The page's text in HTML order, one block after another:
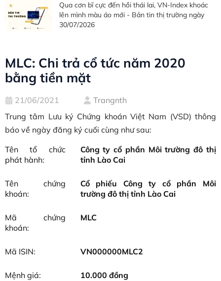
MLC: Chi trả cổ tức năm 2020
bằng tiền mặt
21/06/2021
Trangnth
Trung tâm Lưu ký Chứng khoán Việt Nam (VSD) thông
báo về ngày đăng ký cuối cùng như sau:
Tên tổ chức
phát hành:
Công ty cổ phần Môi trường đô thị
tỉnh Lào Cai
Tên chứng
khoán:
Cổ phiếu Công ty cổ phần Môi
trường đô thị tỉnh Lào Cai
Mã chứng
khoán:
MLC
Mã ISIN: VN000000MLC2
Mệnh giá: 10.000 đồng
Qua cơn bĩ cực đến hồi thái lai, VN-Index khoác
lên mình màu áo mới - Bản tin thị trường ngày
30/07/2026